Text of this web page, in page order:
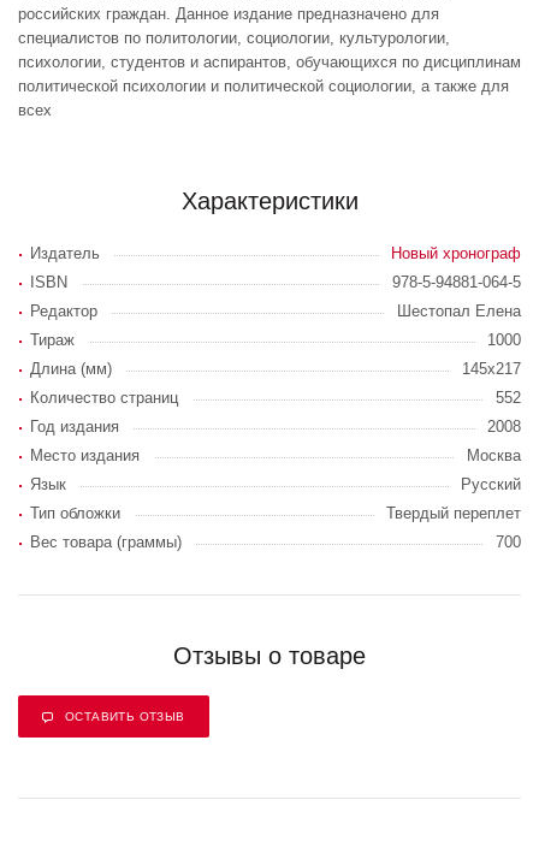
российских граждан. Данное издание предназначено для
специалистов по политологии, социологии, культурологии,
психологии, студентов и аспирантов, обучающихся по дисциплинам
политической психологии и политической социологии, а также для
всех
Характеристики
Издатель
Новый хронограф
ISBN
978-5-94881-064-5
Редактор
Шестопал Елена
Тираж
1000
Длина (мм)
145х217
Количество страниц
552
Год издания
2008
Место издания
Москва
Язык
Русский
Тип обложки
Твердый переплет
Вес товара (граммы)
700
Отзывы о товаре
ОСТАВИТЬ ОТЗЫВ